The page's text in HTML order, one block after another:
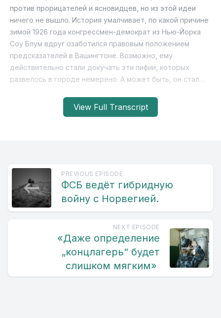
View Full Transcript
PREVIOUS EPISODE
ФСБ ведёт гибридную
войну с Норвегией.
NEXT EPISODE
«Даже определение
„концлагерь“ будет
слишком мягким»